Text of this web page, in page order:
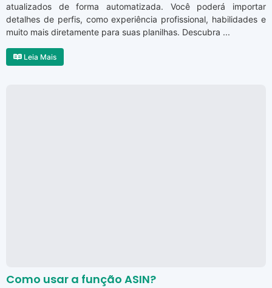
atualizados de forma automatizada. Você poderá importar
detalhes de perfis, como experiência profissional, habilidades e
muito mais diretamente para suas planilhas. Descubra ...
Leia Mais
Como usar a função ASIN?